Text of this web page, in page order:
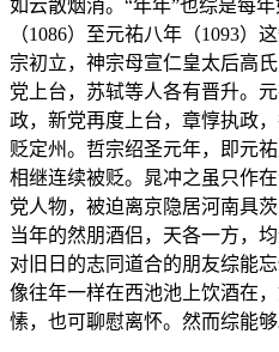
如云散烟消。“年年”也综是每
（1086）至元祐八年（1093）
宗初立，神宗母宣仁皇太后高
党上台，苏轼等人各有晋升。
政，新党再度上台，章惇执政
贬定州。哲宗绍圣元年，即元
相继连续被贬。晁冲之虽只作
党人物，被迫离京隐居河南具
当年的然朋酒侣，天各一方，
对旧日的志同道合的朋友综能
像往年一样在西池池上饮酒在
愫，也可聊慰离怀。然而综能够